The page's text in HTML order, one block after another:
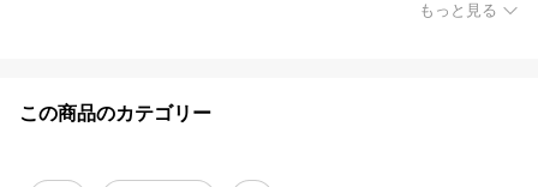
もっと見る
この商品のカテゴリー